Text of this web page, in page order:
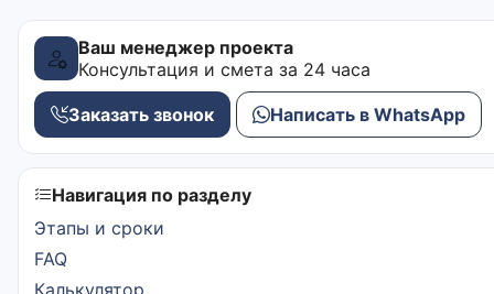
Ваш менеджер проекта
Консультация и смета за 24 часа
Заказать звонок Написать в WhatsApp
Навигация по разделу
Этапы и сроки
FAQ
Калькулятор